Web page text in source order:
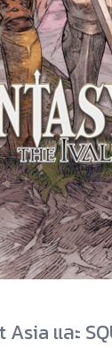
และ